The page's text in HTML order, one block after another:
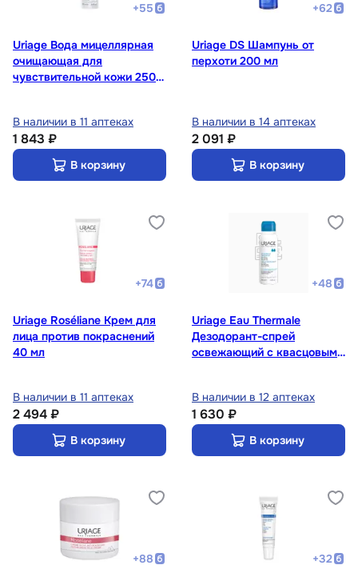
+55
Uriage Вода мицеллярная
очищающая для
чувствительной кожи 250
В наличии в 11 аптеках
1 843 ₽
В корзину
+62
Uriage DS Шампунь от
перхоти 200 мл
В наличии в 14 аптеках
2 091 ₽
В корзину
+74
Uriage Roséliane Крем для
лица против покраснений
40 мл
В наличии в 11 аптеках
2 494 ₽
В корзину
+48
Uriage Eau Thermale
Дезодорант-спрей
освежающий с квасцовым
В наличии в 12 аптеках
1 630 ₽
В корзину
+88 +32